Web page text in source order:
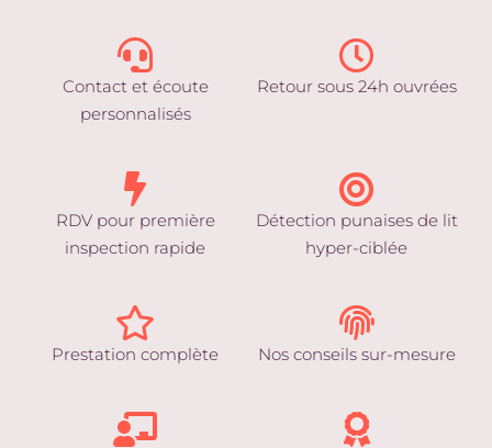
Contact et écoute
personnalisés
Retour sous 24h ouvrées
RDV pour première
inspection rapide
Détection punaises de lit
hyper-ciblée
Prestation complète Nos conseils sur-mesure